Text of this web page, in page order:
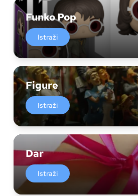
Funko Pop
Istraži
Figure
Istraži
Dar
Istraži